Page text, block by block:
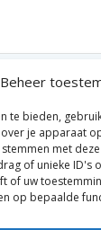
Beheer
te bieden,
je apparaat
met
of unieke ID's
of uw
op bepaalde
Bel Las en